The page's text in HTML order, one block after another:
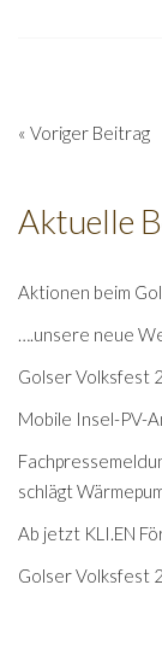
« Voriger Beitrag
Aktuelle
Aktionen beim
….unsere neue
Golser Volksfest
Mobile Insel-PV-
schlägt
Ab jetzt KLI.EN
Golser Volksfest